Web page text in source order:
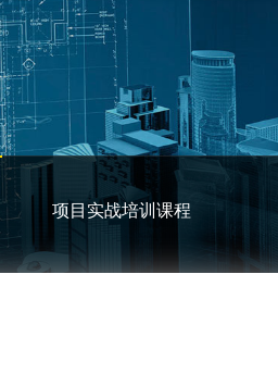
项目实战培训课程